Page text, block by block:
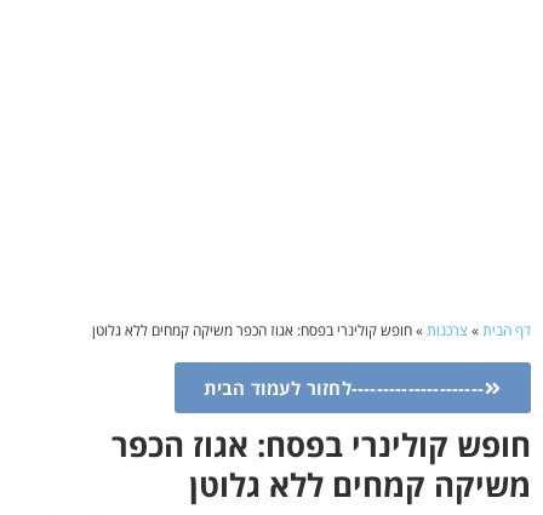
דף הבית» צרכנות»חופש קולינרי בפסח: אגוז הכפר משיקה קמחים ללא גלוטן
---------------------לחזור לעמוד הבית
חופש קולינרי בפסח: אגוז הכפר
משיקה קמחים ללא גלוטן